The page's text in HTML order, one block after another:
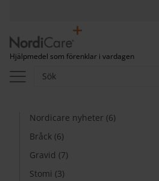
Hjälpmedel som förenklar i vardagen
Nordicare nyheter (6)
Bråck (6)
Gravid (7)
Stomi (3)